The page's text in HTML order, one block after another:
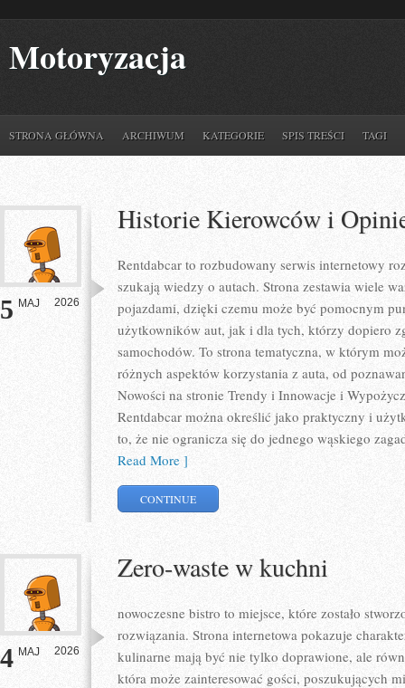
Motoryzacja
STRONA GŁÓWNA ARCHIWUM KATEGORIE SPIS TREŚCI TAGI
5 MAJ 2026
Historie Kierowców i
Rentdabcar to rozbudowany serwis internetowy
szukają wiedzy o autach. Strona zestawia wiele
pojazdami, dzięki czemu może być pomocnym
użytkowników aut, jak i dla tych, którzy dopiero
samochodów. To strona tematyczna, w którym
różnych aspektów korzystania z auta, od
Nowości na stronie Trendy i Innowacje i
Rentdabcar można określić jako praktyczny i
to, że nie ogranicza się do jednego wąskiego
Read More ]
CONTINUE
4 MAJ 2026
Zero-waste w kuchni
nowoczesne bistro to miejsce, które zostało
rozwiązania. Strona internetowa pokazuje
kulinarne mają być nie tylko doprawione, ale
która może zainteresować gości, poszukujących